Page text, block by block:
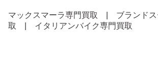
マックスマーラ専門買取 ブランド
取
イタリアンバイク専門買取